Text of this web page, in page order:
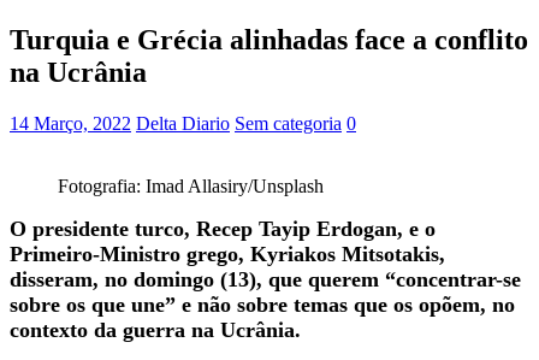
Turquia e Grécia alinhadas face a conflito
na Ucrânia
14 Março, 2022 Delta Diario Sem categoria 0
Fotografia: Imad Allasiry/Unsplash
O presidente turco, Recep Tayip Erdogan, e o
Primeiro-Ministro grego, Kyriakos Mitsotakis,
disseram, no domingo (13), que querem “concentrar-se
sobre os que une” e não sobre temas que os opõem, no
contexto da guerra na Ucrânia.